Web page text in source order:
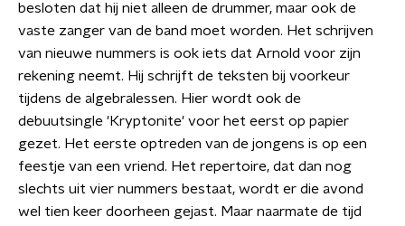
besloten dat hij niet alleen de drummer, maar ook de
vaste zanger van de band moet worden. Het schrijven
van nieuwe nummers is ook iets dat Arnold voor zijn
rekening neemt. Hij schrijft de teksten bij voorkeur
tijdens de algebralessen. Hier wordt ook de
debuutsingle 'Kryptonite' voor het eerst op papier
gezet. Het eerste optreden van de jongens is op een
feestje van een vriend. Het repertoire, dat dan nog
slechts uit vier nummers bestaat, wordt er die avond
wel tien keer doorheen gejast. Maar naarmate de tijd